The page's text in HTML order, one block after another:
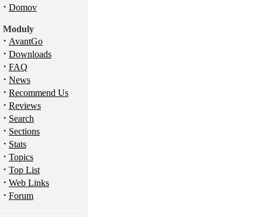
· Domov
Moduly
· AvantGo
· Downloads
· FAQ
· News
· Recommend Us
· Reviews
· Search
· Sections
· Stats
· Topics
· Top List
· Web Links
· Forum